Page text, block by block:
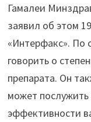
Гамалеи
заявил об этом
«Интерфакс». По
говорить о
препарата. Он
может
эффективности